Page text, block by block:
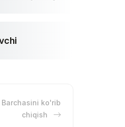
Barchasini ko'rib
chiqish